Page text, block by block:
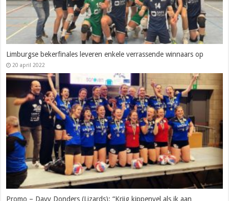
Limburgse bekerfinales leveren enkele verrassende winnaars op
20 april 2022
Promo – Davy Donders (Lizards): “Krijg kippenvel als ik aan